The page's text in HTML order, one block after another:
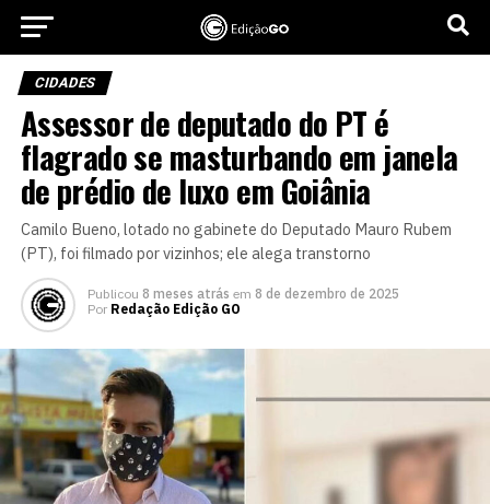
CIDADES
Assessor de deputado do PT é
flagrado se masturbando em janela
de prédio de luxo em Goiânia
Camilo Bueno, lotado no gabinete do Deputado Mauro Rubem
(PT), foi filmado por vizinhos; ele alega transtorno
Publicou 8 meses atrás em 8 de dezembro de 2025
Por Redação Edição GO